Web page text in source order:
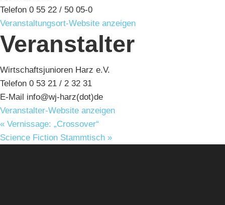
Telefon 0 55 22 / 50 05-0
Veranstaltungsort-Website anzeigen
Veranstalter
Wirtschaftsjunioren Harz e.V.
Telefon 0 53 21 / 2 32 31
E-Mail info@wj-harz(dot)de
Veranstalter-Website anzeigen
« Vernissage: „Crossover“
Science Fiction Stammtisch »